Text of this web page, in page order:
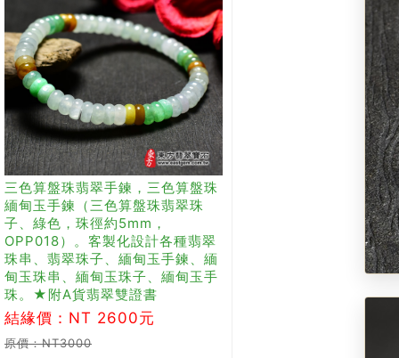
三色算盤珠翡翠手鍊，三色算盤珠
緬甸玉手鍊（三色算盤珠翡翠珠
子、綠色，珠徑約5mm，
OPP018）。客製化設計各種翡翠
珠串、翡翠珠子、緬甸玉手鍊、緬
甸玉珠串、緬甸玉珠子、緬甸玉手
珠。★附A貨翡翠雙證書
結緣價：NT 2600元
原價：NT3000